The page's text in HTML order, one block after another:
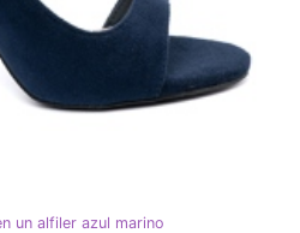
un alfiler azul marino